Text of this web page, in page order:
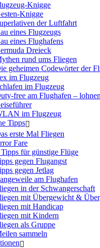
Knigge
Knigge
der Luftfahrt
eines Flugzeugs
eines Flughafens
Dreieck
rund ums Fliegen
geheimen Codewörter der
im Flugzeug
im Flugzeug
free am Flughafen –
im Flugzeug
Tipps
erste Mal Fliegen
Fare
Tipps für günstige Flüge
gegen Flugangst
gegen Jetlag
am Flughafen
in der Schwangerschaft
mit Übergewicht &
mit Handicap
mit Kindern
als Gruppe
sammeln